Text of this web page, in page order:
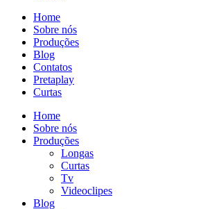
Home
Sobre nós
Produções
Blog
Contatos
Pretaplay
Curtas
Home
Sobre nós
Produções
Longas
Curtas
Tv
Videoclipes
Blog